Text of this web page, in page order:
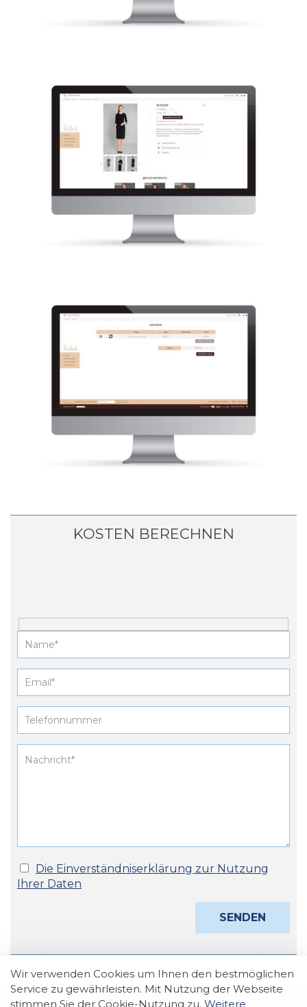
KOSTEN BERECHNEN
Die Einverständniserklärung zur Nutzung
Ihrer Daten
Wir verwenden Cookies um Ihnen den bestmöglichen
Service zu gewährleisten. Mit Nutzung der Webseite
stimmen Sie der Cookie-Nutzung zu. Weitere